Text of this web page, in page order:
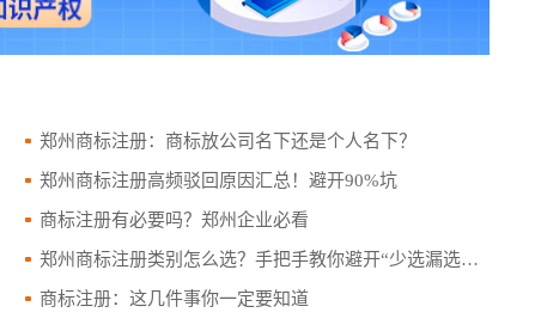
郑州商标注册：商标放公司名下还是个人名下？
郑州商标注册高频驳回原因汇总！避开90%坑
商标注册有必要吗？郑州企业必看
郑州商标注册类别怎么选？手把手教你避开“少选漏选”的侵权雷区
商标注册：这几件事你一定要知道